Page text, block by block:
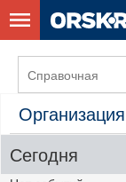
Сегодня